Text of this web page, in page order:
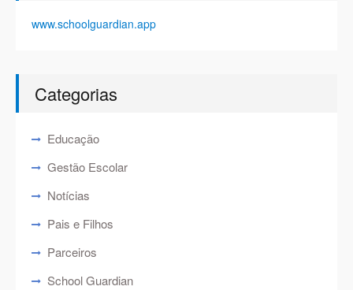
www.schoolguardian.app
Categorias
Educação
Gestão Escolar
Notícias
Pais e Filhos
Parceiros
School Guardian